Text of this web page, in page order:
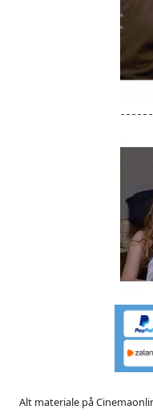
Alt materiale på